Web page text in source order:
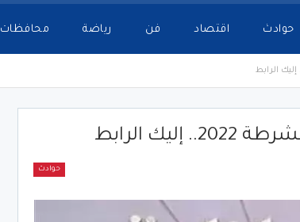
حوادث اقتصاد فن رياضة محافظات
الرابط
حوادث